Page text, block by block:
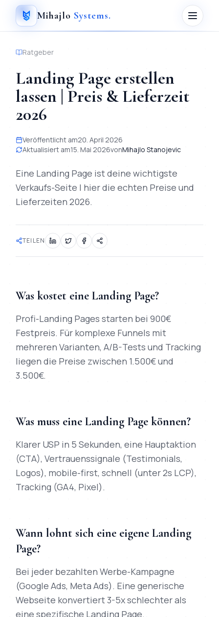
Mihajlo Systems.
Ratgeber
Landing Page erstellen
lassen | Preis & Lieferzeit
2026
Veröffentlicht am20. April 2026
Aktualisiert am15. Mai 2026vonMihajlo Stanojevic
Eine Landing Page ist deine wichtigste
Verkaufs-Seite | hier die echten Preise und
Lieferzeiten 2026.
TEILEN
Was kostet eine Landing Page?
Profi-Landing Pages starten bei 900€
Festpreis. Für komplexe Funnels mit
mehreren Varianten, A/B-Tests und Tracking
liegen die Preise zwischen 1.500€ und
3.500€.
Was muss eine Landing Page können?
Klarer USP in 5 Sekunden, eine Hauptaktion
(CTA), Vertrauenssignale (Testimonials,
Logos), mobile-first, schnell (unter 2s LCP),
Tracking (GA4, Pixel).
Wann lohnt sich eine eigene Landing
Page?
Bei jeder bezahlten Werbe-Kampagne
(Google Ads, Meta Ads). Eine generische
Webseite konvertiert 3-5x schlechter als
eine spezifische Landing Page.